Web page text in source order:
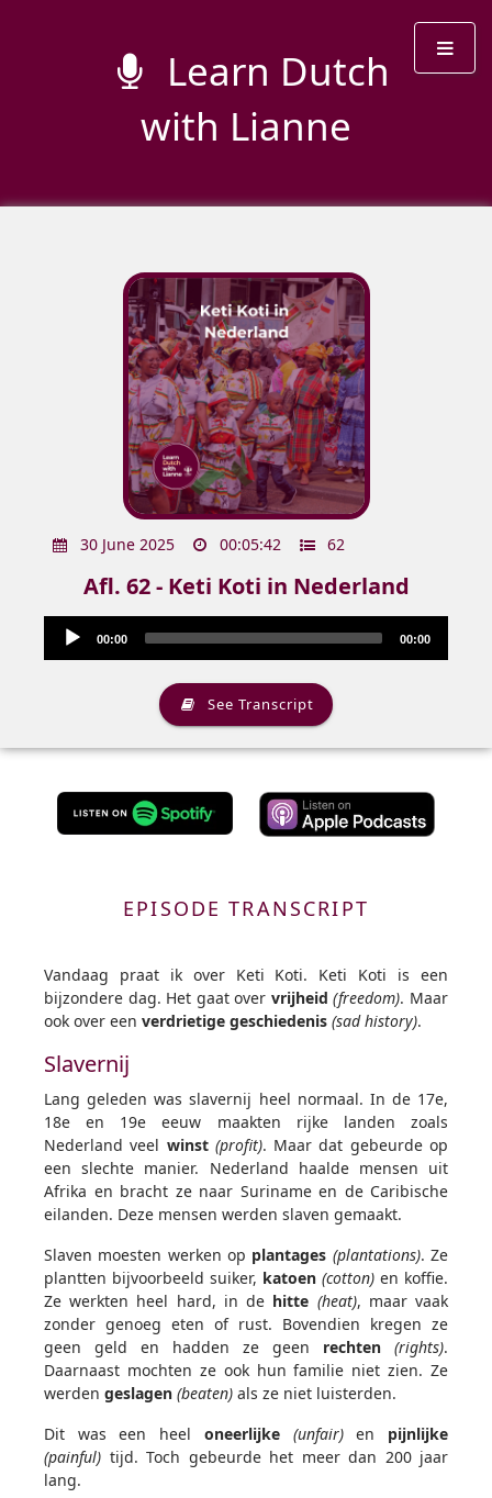
Learn Dutch
with Lianne
30 June 2025 00:05:42 62
Afl. 62 - Keti Koti in Nederland
Audio
Player
Audio
Player
00:00 00:00
See Transcript
EPISODE TRANSCRIPT
Vandaag praat ik over Keti Koti. Keti Koti is een
bijzondere dag. Het gaat over vrijheid (freedom). Maar
ook over een verdrietige geschiedenis (sad history).
Slavernij
Lang geleden was slavernij heel normaal. In de 17e,
18e en 19e eeuw maakten rijke landen zoals
Nederland veel winst (profit). Maar dat gebeurde op
een slechte manier. Nederland haalde mensen uit
Afrika en bracht ze naar Suriname en de Caribische
eilanden. Deze mensen werden slaven gemaakt.
Slaven moesten werken op plantages (plantations). Ze
plantten bijvoorbeeld suiker, katoen (cotton) en koffie.
Ze werkten heel hard, in de hitte (heat), maar vaak
zonder genoeg eten of rust. Bovendien kregen ze
geen geld en hadden ze geen rechten (rights).
Daarnaast mochten ze ook hun familie niet zien. Ze
werden geslagen (beaten) als ze niet luisterden.
Dit was een heel oneerlijke (unfair)en pijnlijke
(painful) tijd. Toch gebeurde het meer dan 200 jaar
lang.